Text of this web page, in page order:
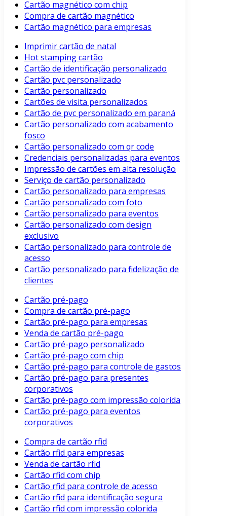
Cartão magnético com chip
Compra de cartão magnético
Cartão magnético para empresas
Imprimir cartão de natal
Hot stamping cartão
Cartão de identificação personalizado
Cartão pvc personalizado
Cartão personalizado
Cartões de visita personalizados
Cartão de pvc personalizado em paraná
Cartão personalizado com acabamento
fosco
Cartão personalizado com qr code
Credenciais personalizadas para eventos
Impressão de cartões em alta resolução
Serviço de cartão personalizado
Cartão personalizado para empresas
Cartão personalizado com foto
Cartão personalizado para eventos
Cartão personalizado com design
exclusivo
Cartão personalizado para controle de
acesso
Cartão personalizado para fidelização de
clientes
Cartão pré-pago
Compra de cartão pré-pago
Cartão pré-pago para empresas
Venda de cartão pré-pago
Cartão pré-pago personalizado
Cartão pré-pago com chip
Cartão pré-pago para controle de gastos
Cartão pré-pago para presentes
corporativos
Cartão pré-pago com impressão colorida
Cartão pré-pago para eventos
corporativos
Compra de cartão rfid
Cartão rfid para empresas
Venda de cartão rfid
Cartão rfid com chip
Cartão rfid para controle de acesso
Cartão rfid para identificação segura
Cartão rfid com impressão colorida